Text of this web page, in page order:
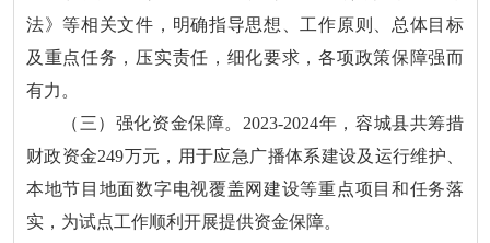
法》等相关文件，明确指导思想、工作原则、总体目标
及重点任务，压实责任，细化要求，各项政策保障强而
有力。
（三）强化资金保障。2023-2024年，容城县共筹措
财政资金249万元，用于应急广播体系建设及运行维护、
本地节目地面数字电视覆盖网建设等重点项目和任务落
实，为试点工作顺利开展提供资金保障。